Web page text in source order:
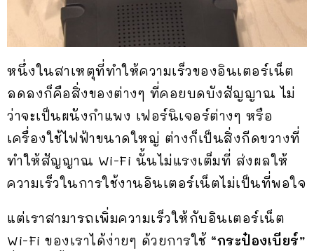
หนึ่งในสาเหตุที่ทำให้ความเร็วของอินเตอร์เน็ต
ลดลงก็คือสิ่งของต่างๆ ที่คอยบดบังสัญญาณ ไม่
ว่าจะเป็นผนังกำแพง เฟอร์นิเจอร์ต่างๆ หรือ
เครื่องใช้ไฟฟ้าขนาดใหญ่ ต่างก็เป็นสิ่งกีดขวางที่
ทำให้สัญญาณ Wi-Fi นั้นไม่แรงเต็มที่ ส่งผลให้
ความเร็วในการใช้งานอินเตอร์เน็ตไม่เป็นที่พอใจ
แต่เราสามารถเพิ่มความเร็วให้กับอินเตอร์เน็ต
Wi-Fi ของเราได้ง่ายๆ ด้วยการใช้ “กระป๋องเบียร์”